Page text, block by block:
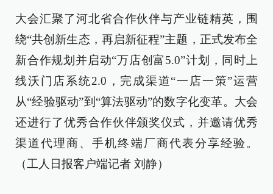
大会汇聚了河北省合作伙伴与产业链精英，围
绕“共创新生态，再启新征程”主题，正式发布全
新合作规划并启动“万店创富5.0”计划，同时上
线沃门店系统2.0，完成渠道“一店一策”运营
从“经验驱动”到“算法驱动”的数字化变革。大会
还进行了优秀合作伙伴颁奖仪式，并邀请优秀
渠道代理商、手机终端厂商代表分享经验。
（工人日报客户端记者 刘静）